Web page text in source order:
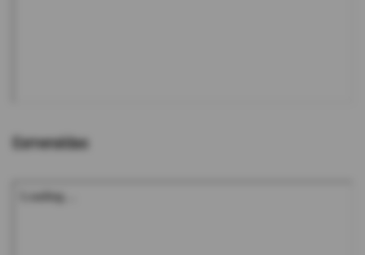
Esmeraldas